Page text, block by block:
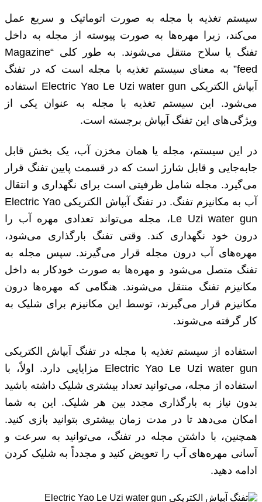
سیستم تغذیه با مجله به صورت اتوماتیک و سریع عمل
می‌کند، زیرا مهره‌ها به صورت پیوسته از مجله به داخل
تفنگ یا سلاح منتقل می‌شوند. به طور کلی “Magazine
feed” به معنای سیستم تغذیه با مجله است که در تفنگ
آبپاش الکتریکی Electric Yao Le Uzi water gun استفاده
می‌شود. این سیستم تغذیه با مجله به عنوان یکی از
ویژگی‌های این تفنگ آبپاش برجسته است.
در این سیستم، مجله یا همان مخزن آب، یک بخش قابل
جابه‌جایی و قابل شارژ است که در قسمت پایین تفنگ قرار
می‌گیرد. مجله شامل ظرفیتی است برای نگهداری و انتقال
آب به مکانیزم تفنگ. در تفنگ آبپاش الکتریکی Electric Yao
Le Uzi water gun، مجله می‌تواند تعدادی مهره آب را
درون خود نگهداری کند. وقتی تفنگ بارگذاری می‌شود،
مهره‌های آب درون مجله قرار می‌گیرند. سپس مجله به
تفنگ متصل می‌شود و مهره‌ها به صورت خودکار به داخل
مکانیزم تفنگ منتقل می‌شوند. هنگامی که مهره‌ها درون
مکانیزم قرار می‌گیرند، توسط این مکانیزم برای شلیک به
کار گرفته می‌شوند.
استفاده از سیستم تغذیه با مجله در تفنگ آبپاش الکتریکی
Electric Yao Le Uzi water gun مزایایی دارد. اولاً، با
استفاده از مجله، می‌توانید تعداد بیشتری شلیک داشته باشید
بدون نیاز به بارگذاری مجدد بین هر شلیک. این به شما
امکان می‌دهد تا در مدت زمان بیشتری بتوانید بازی کنید.
همچنین، با داشتن مجله در تفنگ، می‌توانید به سرعت و
آسانی مهره‌های آب را تعویض کنید و مجدداً به شلیک کردن
ادامه دهید.